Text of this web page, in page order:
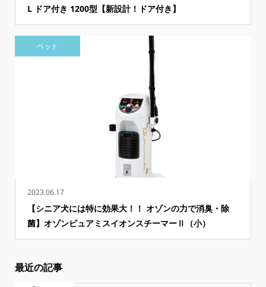
L ドア付き 1200型【新設計！ドア付き】
2023.06.17
【シニア犬には特に効果大！！ オゾンの力で消臭・除
菌】オゾンピュアミスイオンスチーマーⅡ（小）
ペット
最近の記事